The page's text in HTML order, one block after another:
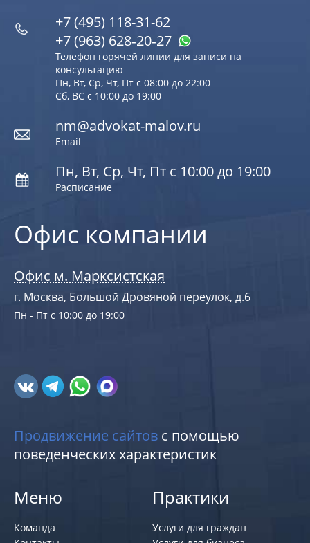
Офис компании
Офис м. Марксистская
г. Москва, Большой Дровяной переулок, д.6
Пн - Пт с 10:00 до 19:00
+7 (495) 118-31-62
+7 (963) 628‑20‑27
Телефон горячей линии для записи на
консультацию
Пн, Вт, Ср, Чт, Пт с 08:00 до 22:00
Сб, ВС с 10:00 до 19:00
nm@advokat-malov.ru
Email
Пн, Вт, Ср, Чт, Пт с 10:00 до 19:00
Расписание
Продвижение сайтов с помощью
поведенческих характеристик
Меню
Команда
Практики
Услуги для граждан